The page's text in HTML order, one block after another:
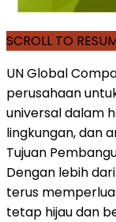
SCROLL TO
UN Global
perusahaan
universal dalam
lingkungan, dan
Tujuan
Dengan lebih
terus
tetap hijau dan